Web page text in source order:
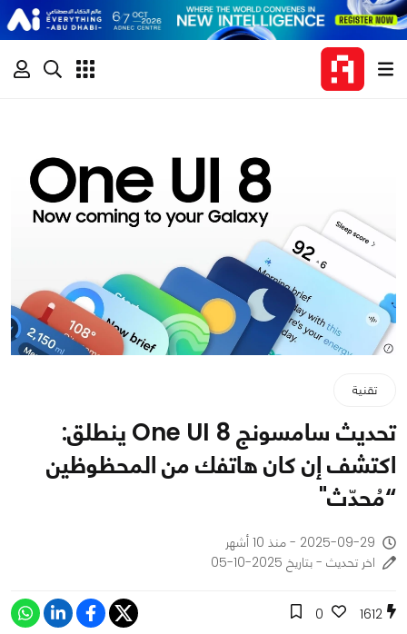
تقنية
تحديث سامسونج One UI 8 ينطلق:
اكتشف إن كان هاتفك من المحظوظين
“مُحدّث"
2025-09-29 - منذ 10 أشهر
اخر تحديث - بتاريخ 2025-10-05
1612
0